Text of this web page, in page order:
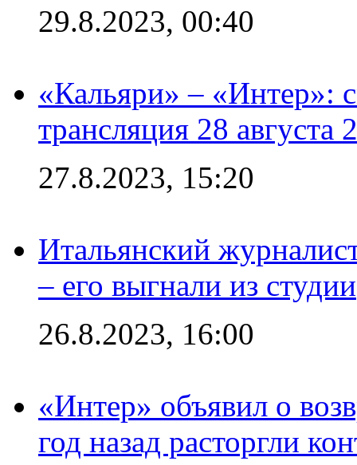
29.8.2023, 00:40
«Кальяри» – «Интер»:
трансляция 28 августа
27.8.2023, 15:20
Итальянский
– его выгнали из студии
26.8.2023, 16:00
«Интер» объявил о
год назад расторгли